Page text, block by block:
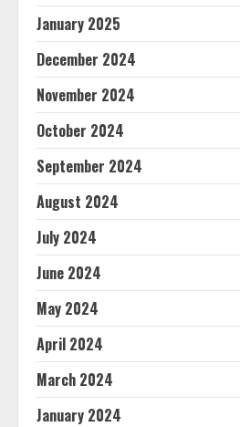
January 2025
December 2024
November 2024
October 2024
September 2024
August 2024
July 2024
June 2024
May 2024
April 2024
March 2024
January 2024